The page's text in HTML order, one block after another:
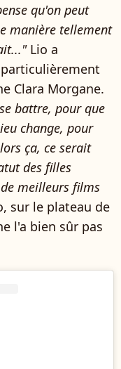
qu'on peut
manière tellement
Lio a
Clara Morgane.
battre, pour que
change, pour
ça, ce serait
des filles
meilleurs films
sur le plateau de
l'a bien sûr pas